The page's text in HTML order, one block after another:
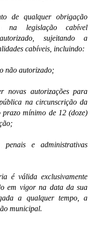
de qualquer obrigação
na legislação cabível
sujeitando a
cabíveis, incluindo:
não autorizado;
novas autorizações para
na circunscrição da
mínimo de 12 (doze)
e administrativas
é válida exclusivamente
em vigor na data da sua
a qualquer tempo, a
municipal.